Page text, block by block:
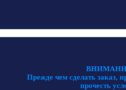
Прежде чем сделать заказ,
прочесть